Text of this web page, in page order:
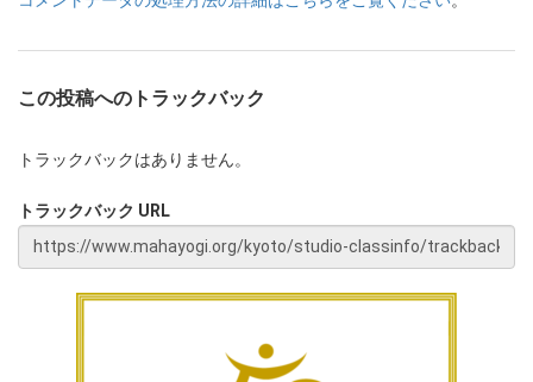
この投稿へのトラックバック
トラックバックはありません。
トラックバック URL